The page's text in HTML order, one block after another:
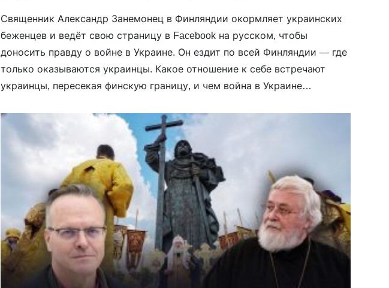
Священник Александр Занемонец в Финляндии окормляет украинских
беженцев и ведёт свою страницу в Facebook на русском, чтобы
доносить правду о войне в Украине. Он ездит по всей Финляндии — где
только оказываются украинцы. Какое отношение к себе встречают
украинцы, пересекая финскую границу, и чем война в Украине